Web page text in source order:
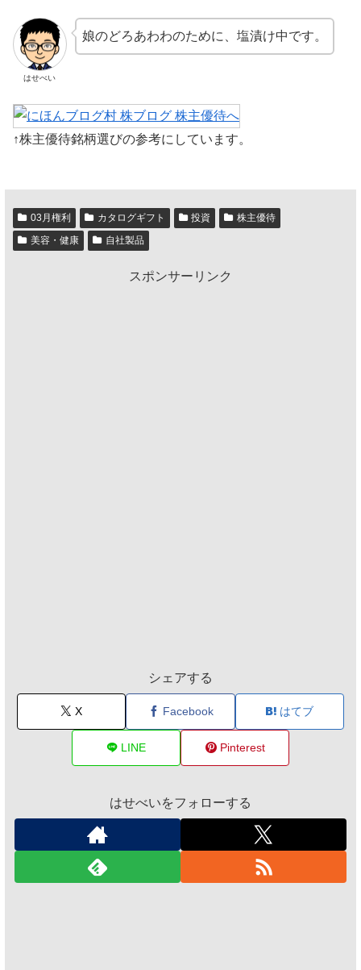
はせべい
娘のどろあわわのために、塩漬け中です。
↑株主優待銘柄選びの参考にしています。
03月権利 カタログギフト 投資
株主優待
美容・健康
自社製品
スポンサーリンク
シェアする
X Facebook はてブ
LINE Pinterest
はせべいをフォローする